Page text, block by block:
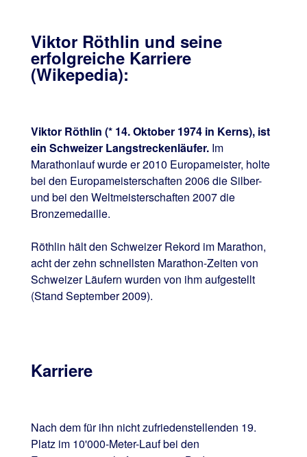
Viktor Röthlin und seine
erfolgreiche Karriere
(Wikepedia):
Viktor Röthlin (* 14. Oktober 1974 in Kerns), ist
ein Schweizer Langstreckenläufer.Im
Marathonlauf wurde er 2010 Europameister, holte
bei den Europameisterschaften 2006 die Silber-
und bei den Weltmeisterschaften 2007 die
Bronzemedaille.
Röthlin hält den Schweizer Rekord im Marathon,
acht der zehn schnellsten Marathon-Zeiten von
Schweizer Läufern wurden von ihm aufgestellt
(Stand September 2009).
Karriere
Nach dem für ihn nicht zufriedenstellenden 19.
Platz im 10'000-Meter-Lauf bei den